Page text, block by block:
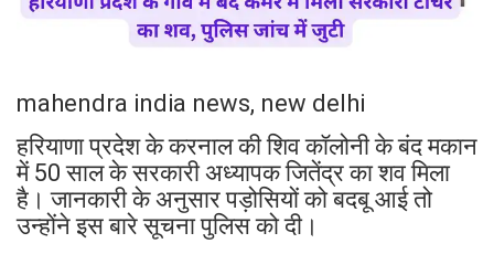
mahendra india news, new delhi
हरियाणा प्रदेश के करनाल की शिव कॉलोनी के बंद मकान
में 50 साल के सरकारी अध्यापक जितेंद्र का शव मिला
है। जानकारी के अनुसार पड़ोसियों को बदबू आई तो
उन्होंने इस बारे सूचना पुलिस को दी।